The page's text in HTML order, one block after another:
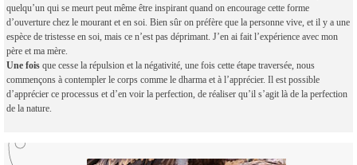
quelqu’un qui se meurt peut même être inspirant quand on encourage cette forme
d’ouverture chez le mourant et en soi. Bien sûr on préfère que la personne vive, et il y a une
espèce de tristesse en soi, mais ce n’est pas déprimant. J’en ai fait l’expérience avec mon
père et ma mère.
Une fois que cesse la répulsion et la négativité, une fois cette étape traversée, nous
commençons à contempler le corps comme le dharma et à l’apprécier. Il est possible
d’apprécier ce processus et d’en voir la perfection, de réaliser qu’il s’agit là de la perfection
de la nature.